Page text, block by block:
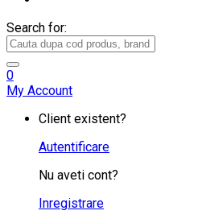
Search for:
0
My Account
Client existent?
Autentificare
Nu aveti cont?
Inregistrare